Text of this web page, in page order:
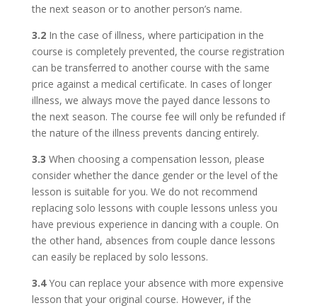
the next season or to another person’s name.
3.2In the case of illness, where participation in the
course is completely prevented, the course registration
can be transferred to another course with the same
price against a medical certificate. In cases of longer
illness, we always move the payed dance lessons to
the next season. The course fee will only be refunded if
the nature of the illness prevents dancing entirely.
3.3 When choosing a compensation lesson, please
consider whether the dance gender or the level of the
lesson is suitable for you. We do not recommend
replacing solo lessons with couple lessons unless you
have previous experience in dancing with a couple. On
the other hand, absences from couple dance lessons
can easily be replaced by solo lessons.
3.4You can replace your absence with more expensive
lesson that your original course. However, if the